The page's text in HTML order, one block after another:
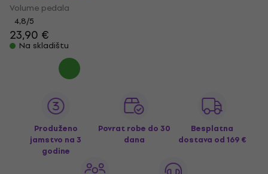
Volume pedala
4,8/5
23,90 €
Na skladištu
Produženo
jamstvo na 3
godine
Povrat robe do 30
dana
Besplatna
dostava od 169 €